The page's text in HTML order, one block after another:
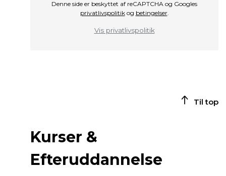
Denne side er beskyttet af reCAPTCHA og Googles
privatlivspolitikog betingelser.
Vis privatlivspolitik
Til top
Kurser &
Efteruddannelse